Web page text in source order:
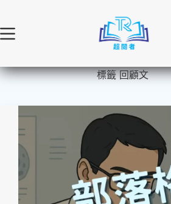
主
內
容
標籤回顧文